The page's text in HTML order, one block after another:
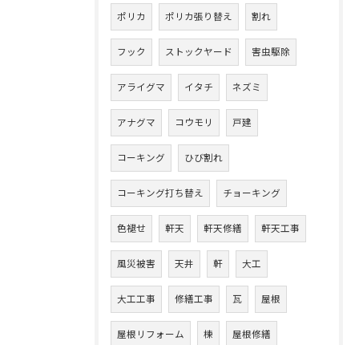
ポリカ ポリカ張り替え 割れ
フック ストックヤード 害虫駆除
アライグマ イタチ ネズミ
アナグマ コウモリ 戸建
コーキング ひび割れ
コーキング打ち替え チョーキング
色褪せ 軒天 軒天修繕 軒天工事
風災被害 天井 軒 大工
大工工事 修繕工事 瓦 屋根
屋根リフォーム 棟 屋根修繕